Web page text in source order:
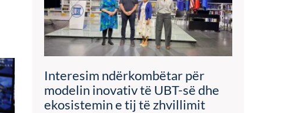
Interesim ndërkombëtar për
modelin inovativ të UBT-së dhe
ekosistemin e tij të zhvillimit